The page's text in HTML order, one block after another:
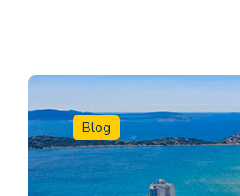
Blog